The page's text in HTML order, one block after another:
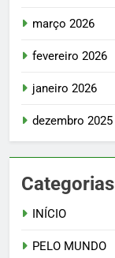
março 2026
fevereiro 2026
janeiro 2026
dezembro 2025
Categorias
INÍCIO
PELO MUNDO